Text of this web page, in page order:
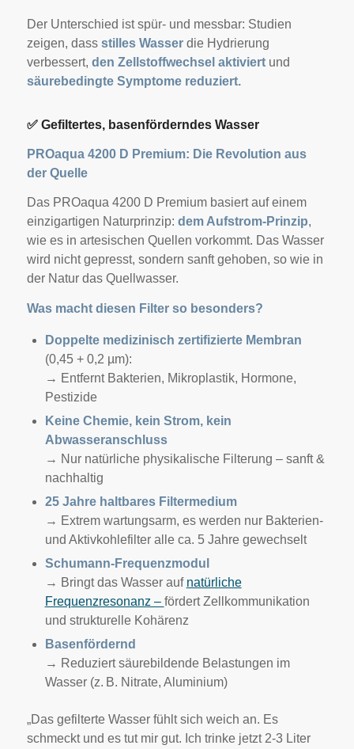
Der Unterschied ist spür- und messbar: Studien
zeigen, dass stilles Wasserdie Hydrierung
verbessert, den Zellstoffwechsel aktiviertund
säurebedingte Symptome reduziert.
✅Gefiltertes, basenförderndes Wasser
PROaqua 4200 D Premium: Die Revolution aus
der Quelle
Das PROaqua 4200 D Premium basiert auf einem
einzigartigen Naturprinzip: dem Aufstrom-Prinzip,
wie es in artesischen Quellen vorkommt. Das Wasser
wird nicht gepresst, sondern sanft gehoben, so wie in
der Natur das Quellwasser.
Was macht diesen Filter so besonders?
Doppelte medizinisch zertifizierte Membran
(0,45 + 0,2 µm):
→ Entfernt Bakterien, Mikroplastik, Hormone,
Pestizide
Keine Chemie, kein Strom, kein
Abwasseranschluss
→ Nur natürliche physikalische Filterung – sanft &
nachhaltig
25 Jahre haltbares Filtermedium
→ Extrem wartungsarm, es werden nur Bakterien-
und Aktivkohlefilter alle ca. 5 Jahre gewechselt
Schumann-Frequenzmodul
→ Bringt das Wasser auf natürliche
Frequenzresonanz – fördert Zellkommunikation
und strukturelle Kohärenz
Basenfördernd
→ Reduziert säurebildende Belastungen im
Wasser (z. B. Nitrate, Aluminium)
„Das gefilterte Wasser fühlt sich weich an. Es
schmeckt und es tut mir gut. Ich trinke jetzt 2-3 Liter